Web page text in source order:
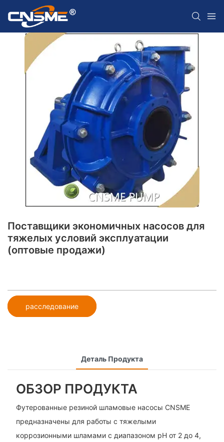
Поставщики экономичных насосов для
тяжелых условий эксплуатации
(оптовые продажи)
расследование
Деталь Продукта
ОБЗОР ПРОДУКТА
Футерованные резиной шламовые насосы CNSME
предназначены для работы с тяжелыми
коррозионными шламами с диапазоном pH от 2 до 4,